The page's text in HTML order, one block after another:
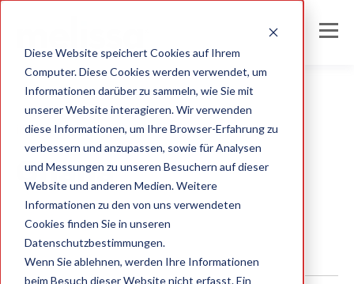
Diese Website speichert Cookies auf Ihrem
Computer. Diese Cookies werden verwendet, um
Informationen darüber zu sammeln, wie Sie mit
unserer Website interagieren. Wir verwenden
diese Informationen, um Ihre Browser-Erfahrung zu
verbessern und anzupassen, sowie für Analysen
und Messungen zu unseren Besuchern auf dieser
Website und anderen Medien. Weitere
Informationen zu den von uns verwendeten
Cookies finden Sie in unseren
Datenschutzbestimmungen.
Wenn Sie ablehnen, werden Ihre Informationen
beim Besuch dieser Website nicht erfasst. Ein
international address formats
Ghana